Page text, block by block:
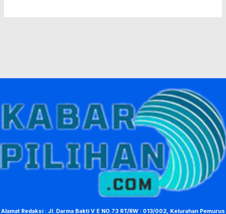
Alamat Redaksi : Jl. Darma Bakti V E NO.73 RT/RW : 013/002, Kelurahan Pemurus